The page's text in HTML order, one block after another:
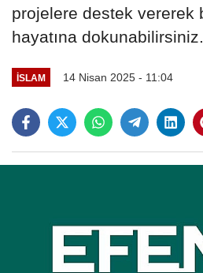
projelere destek vererek
hayatına dokunabilirsiniz.
İSLAM 14 Nisan 2025 - 11:04